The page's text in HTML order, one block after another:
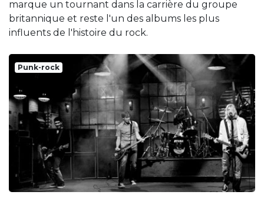
marque un tournant dans la carrière du groupe
britannique et reste l'un des albums les plus
influents de l'histoire du rock.
Punk-rock